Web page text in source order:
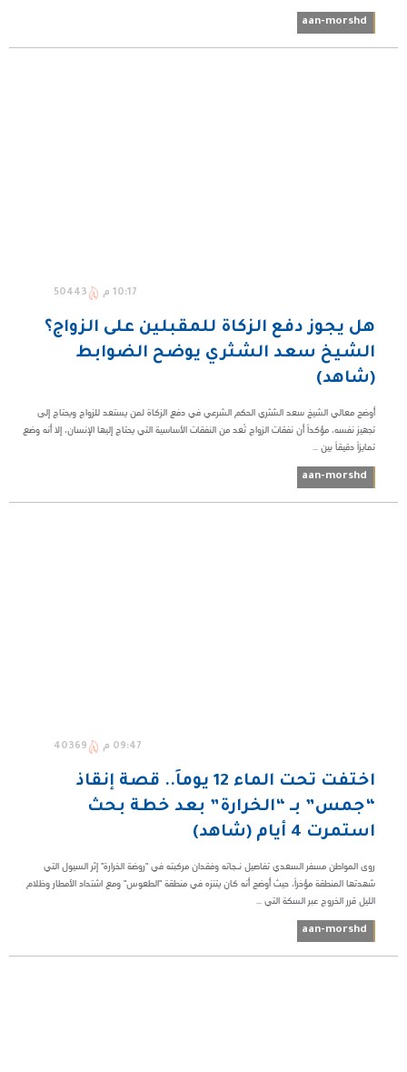
aan-morshd
10:17 م 50443
هل يجوز دفع الزكاة للمقبلين على الزواج؟
الشيخ سعد الشثري يوضح الضوابط
(شاهد)
أوضح معالي الشيخ سعد الشثري الحكم الشرعي في دفع الزكاة لمن يستعد للزواج ويحتاج إلى
تجهيز نفسه، مؤكداً أن نفقات الزواج تُعد من النفقات الأساسية التي يحتاج إليها الإنسان، إلا أنه وضع
تمايزاً دقيقاً بين ...
aan-morshd
09:47 م 40369
اختفت تحت الماء 12 يوماً.. قصة إنقاذ
“جمس” بـ “الخرارة” بعد خطة بحث
استمرت 4 أيام (شاهد)
روى المواطن مسفر السعدي تفاصيل نـجاته وفقدان مركبته في "روضة الخرارة" إثر السيول التي
شهدتها المنطقة مؤخراً، حيث أوضح أنه كان يتنزه في منطقة "الطعوس" ومع اشتداد الأمطار وظلام
الليل قرر الخروج عبر السكة التي ...
aan-morshd